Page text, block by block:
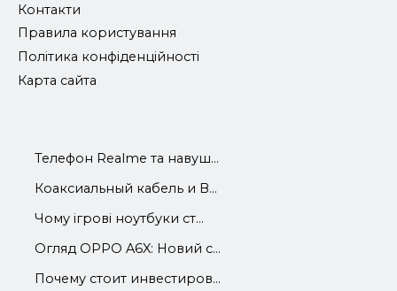
Контакти
Правила користування
Політика конфіденційності
Карта сайта
Телефон Realme та навуш...
Коаксиальный кабель и В...
Чому ігрові ноутбуки ст...
Огляд OPPO A6X: Новий с...
Почему стоит инвестиров...